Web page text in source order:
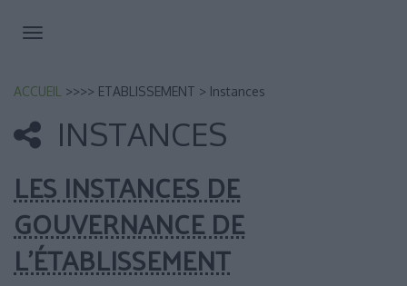
Toggle
ACCUEIL >>>> ETABLISSEMENT > Instances
INSTANCES
LES INSTANCES DE
GOUVERNANCE DE
L’ÉTABLISSEMENT